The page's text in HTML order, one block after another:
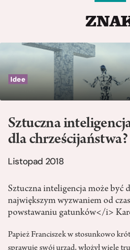
Idee
Sztuczna
dla chrześcijaństwa?
Listopad 2018
Sztuczna inteligencja może być
największym wyzwaniem od
powstawaniu gatunków</i>
Papież Franciszek w stosunkowo